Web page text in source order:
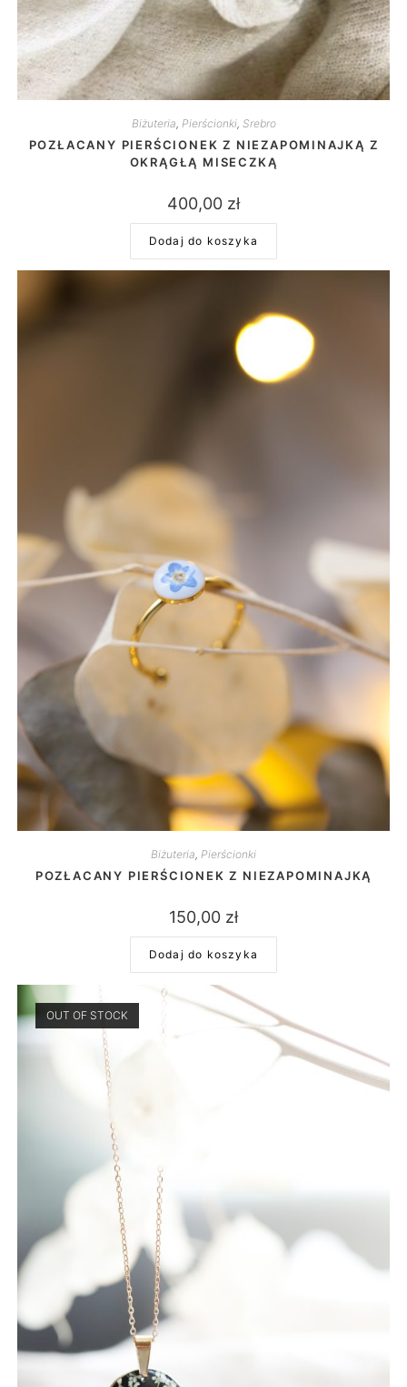
Biżuteria, Pierścionki, Srebro
POZŁACANY PIERŚCIONEK Z NIEZAPOMINAJKĄ Z
OKRĄGŁĄ MISECZKĄ
400,00 zł
Dodaj do koszyka
Biżuteria, Pierścionki
POZŁACANY PIERŚCIONEK Z NIEZAPOMINAJKĄ
150,00 zł
Dodaj do koszyka
OUT OF STOCK